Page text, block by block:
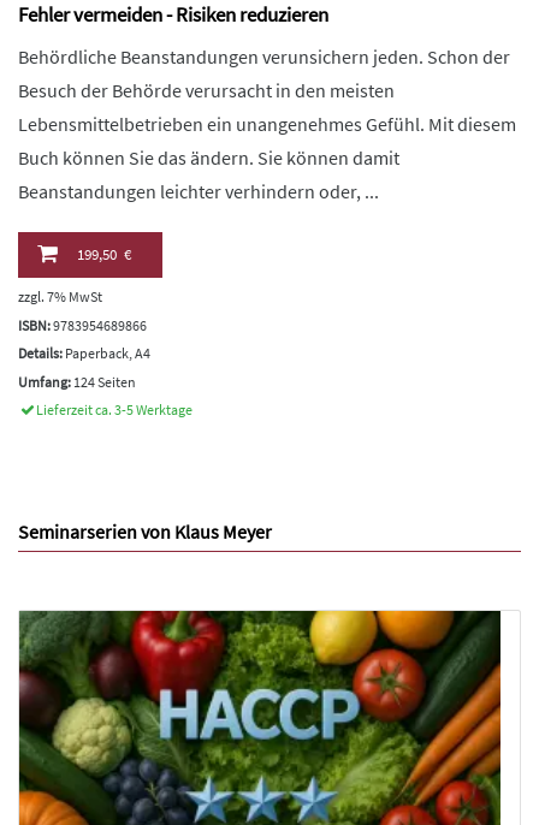
Fehler vermeiden - Risiken reduzieren
Behördliche Beanstandungen verunsichern jeden. Schon der
Besuch der Behörde verursacht in den meisten
Lebensmittelbetrieben ein unangenehmes Gefühl. Mit diesem
Buch können Sie das ändern. Sie können damit
Beanstandungen leichter verhindern oder, ...
199,50 €
zzgl. 7% MwSt
ISBN:9783954689866
Details: Paperback, A4
Umfang: 124 Seiten
Lieferzeit ca. 3-5 Werktage
Seminarserien von Klaus Meyer